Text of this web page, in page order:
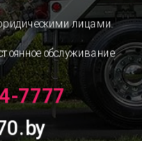
лицами.
обслуживание
7777